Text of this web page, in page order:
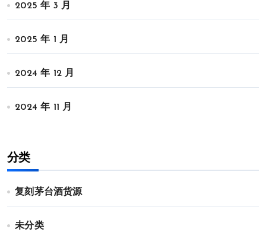
2025 年 3 月
2025 年 1 月
2024 年 12 月
2024 年 11 月
分类
复刻茅台酒货源
未分类